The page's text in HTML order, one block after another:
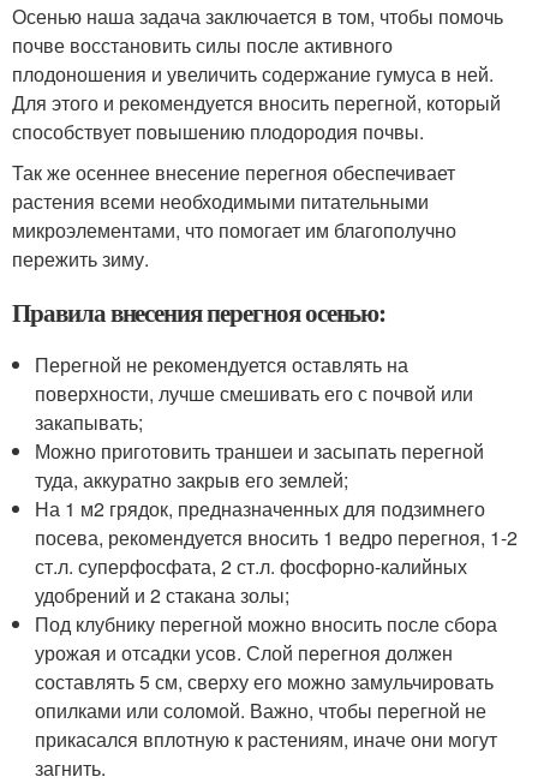
Осенью наша задача заключается в том, чтобы помочь
почве восстановить силы после активного
плодоношения и увеличить содержание гумуса в ней.
Для этого и рекомендуется вносить перегной, который
способствует повышению плодородия почвы.
Так же осеннее внесение перегноя обеспечивает
растения всеми необходимыми питательными
микроэлементами, что помогает им благополучно
пережить зиму.
Правила внесения перегноя осенью:
Перегной не рекомендуется оставлять на
поверхности, лучше смешивать его с почвой или
закапывать;
Можно приготовить траншеи и засыпать перегной
туда, аккуратно закрыв его землей;
На 1 м2 грядок, предназначенных для подзимнего
посева, рекомендуется вносить 1 ведро перегноя, 1-2
ст.л. суперфосфата, 2 ст.л. фосфорно-калийных
удобрений и 2 стакана золы;
Под клубнику перегной можно вносить после сбора
урожая и отсадки усов. Слой перегноя должен
составлять 5 см, сверху его можно замульчировать
опилками или соломой. Важно, чтобы перегной не
прикасался вплотную к растениям, иначе они могут
загнить.